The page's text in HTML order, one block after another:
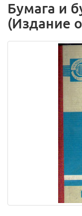
Бумага и
(Издание